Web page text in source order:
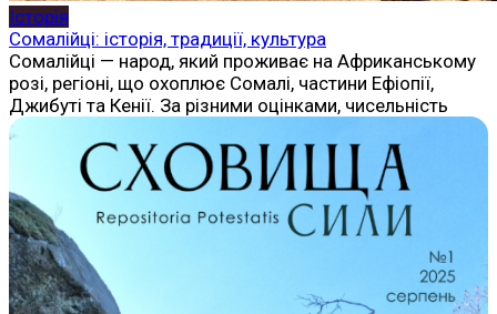
Історія
Сомалійці: історія, традиції, культура
Сомалійці — народ, який проживає на Африканському
розі, регіоні, що охоплює Сомалі, частини Ефіопії,
Джибуті та Кенії. За різними оцінками, чисельність